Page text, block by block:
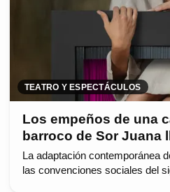
TEATRO Y ESPECTÁCULOS
Los empeños de una
barroco de Sor Juana
La adaptación contemporánea
las convenciones sociales del